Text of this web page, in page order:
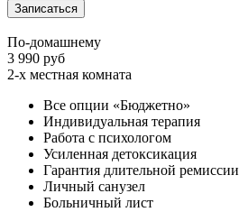
Записаться
По-домашнему
3 990 руб
2-х местная комната
Все опции «Бюджетно»
Индивидуальная терапия
Работа с психологом
Усиленная детоксикация
Гарантия длительной ремиссии
Личный санузел
Больничный лист